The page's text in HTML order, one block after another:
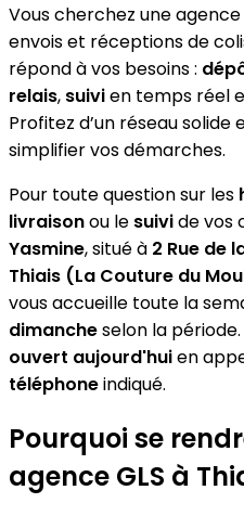
Vous cherchez une agence
envois et réceptions de
répond à vos besoins :
relais, suivien temps réel
Profitez d’un réseau solide
simplifier vos démarches.
Pour toute question sur les
livraisonou le suivide vos
Yasmine, situé à 2 Rue de
Thiais (La Couture du
vous accueille toute la
dimancheselon la
ouvert aujourd'huien
téléphoneindiqué.
Pourquoi se
agence GLS à